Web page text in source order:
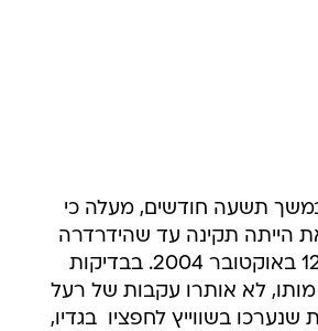
תשעה חודשים, מעלה כי
הייתה תקינה עד שהידרדרה
באופן פתאומי ב-12 באוקטובר 2004. בבדיקות
מותו, לא אותרו עקבות של רעל
בשווייץ לחפציו  בגדיו,